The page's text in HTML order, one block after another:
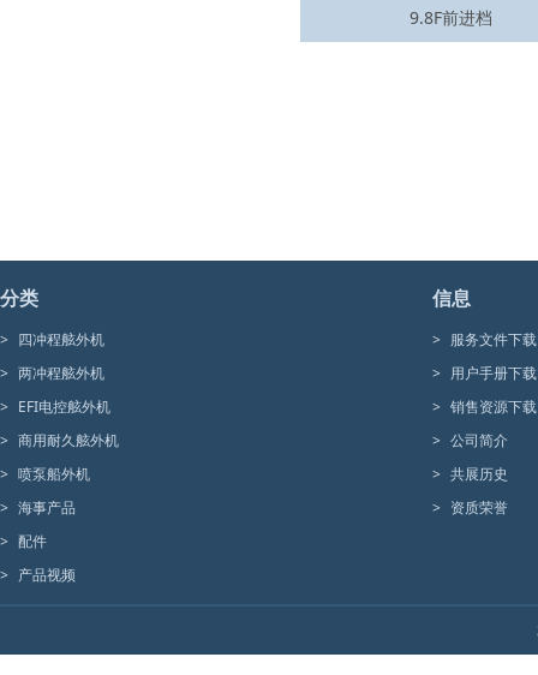
9.8F前进档
分类
> 四冲程舷外机
> 两冲程舷外机
> EFI电控舷外机
> 商用耐久舷外机
> 喷泵船外机
> 海事产品
> 配件
> 产品视频
信息
> 服务文件下载
> 用户手册下载
> 销售资源下载
> 公司简介
> 共展历史
> 资质荣誉